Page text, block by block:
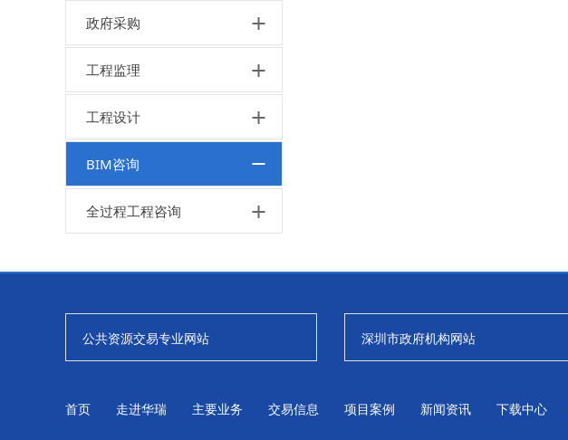
政府采购
工程监理
工程设计
BIM咨询
全过程工程咨询
公共资源交易专业网站 深圳市政府机构网站
首页 走进华瑞 主要业务 交易信息 项目案例 新闻资讯 下载中心